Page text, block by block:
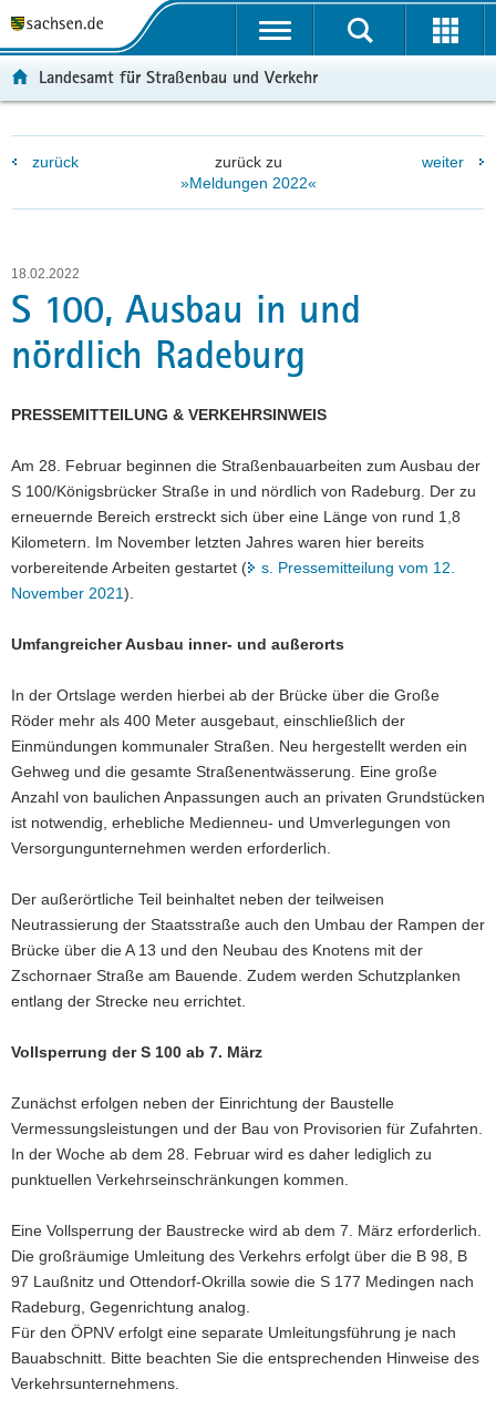
t
l
e
g
r
e
f
n
e
N
a
v
i
g
t
o
n
t
l
v
g
a
t
o
p
i
a
t
t
r
n
o
r
m
t
o
t
r
e
e
i
c
Landesamt für Straßenbau und Verkehr
zurück
zurück zu
»Meldungen 2022«
weiter
18.02.2022
S 100, Ausbau in und
nördlich Radeburg
PRESSEMITTEILUNG & VERKEHRSINWEIS
Am 28. Februar beginnen die Straßenbauarbeiten zum Ausbau der
S 100/Königsbrücker Straße in und nördlich von Radeburg. Der zu
erneuernde Bereich erstreckt sich über eine Länge von rund 1,8
Kilometern. Im November letzten Jahres waren hier bereits
vorbereitende Arbeiten gestartet (
s. Pressemitteilung vom 12.
November 2021).
Umfangreicher Ausbau inner- und außerorts
In der Ortslage werden hierbei ab der Brücke über die Große
Röder mehr als 400 Meter ausgebaut, einschließlich der
Einmündungen kommunaler Straßen. Neu hergestellt werden ein
Gehweg und die gesamte Straßenentwässerung. Eine große
Anzahl von baulichen Anpassungen auch an privaten Grundstücken
ist notwendig, erhebliche Medienneu- und Umverlegungen von
Versorgungunternehmen werden erforderlich.
Der außerörtliche Teil beinhaltet neben der teilweisen
Neutrassierung der Staatsstraße auch den Umbau der Rampen der
Brücke über die A 13 und den Neubau des Knotens mit der
Zschornaer Straße am Bauende. Zudem werden Schutzplanken
entlang der Strecke neu errichtet.
Vollsperrung der S 100 ab 7. März
Zunächst erfolgen neben der Einrichtung der Baustelle
Vermessungsleistungen und der Bau von Provisorien für Zufahrten.
In der Woche ab dem 28. Februar wird es daher lediglich zu
punktuellen Verkehrseinschränkungen kommen.
Eine Vollsperrung der Baustrecke wird ab dem 7. März erforderlich.
Die großräumige Umleitung des Verkehrs erfolgt über die B 98, B
97 Laußnitz und Ottendorf-Okrilla sowie die S 177 Medingen nach
Radeburg, Gegenrichtung analog.
Für den ÖPNV erfolgt eine separate Umleitungsführung je nach
Bauabschnitt. Bitte beachten Sie die entsprechenden Hinweise des
Verkehrsunternehmens.